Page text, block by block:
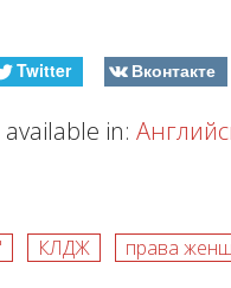
Twitter Вконтакте
in:
КЛДЖ права